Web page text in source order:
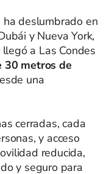
deslumbrado en
y Nueva York,
a Las Condes
30 metros de
una
cerradas, cada
y acceso
reducida,
y seguro para